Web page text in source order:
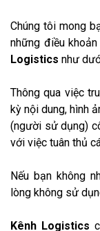
Chúng tôi mong
những điều
Logistics như
Thông qua việc
kỳ nội dung, hình
(người sử dụng)
với việc tuân thủ
Nếu bạn không
lòng không sử
Kênh Logistics